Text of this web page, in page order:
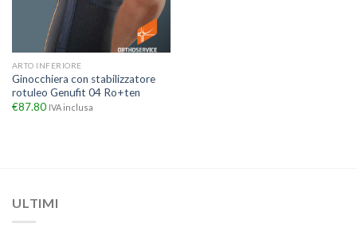
ARTO INFERIORE
Ginocchiera con stabilizzatore
rotuleo Genufit 04 Ro+ten
€87.80 IVA inclusa
ULTIMI